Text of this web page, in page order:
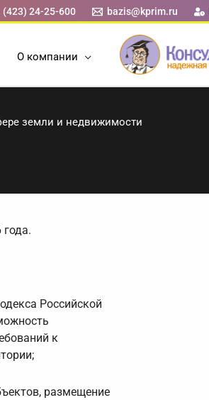
(423) 24-25-600 bazis@kprim.ru
О компании
земли и недвижимости
Российской
к
размещение